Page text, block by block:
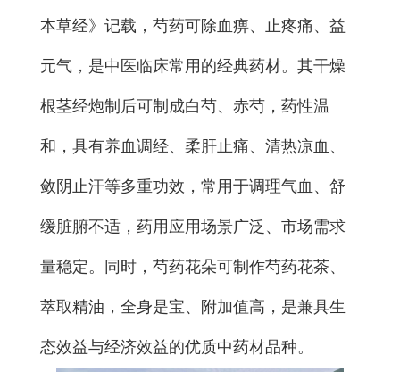
本草经》记载，芍药可除血痹、止疼痛、益
元气，是中医临床常用的经典药材。其干燥
根茎经炮制后可制成白芍、赤芍，药性温
和，具有养血调经、柔肝止痛、清热凉血、
敛阴止汗等多重功效，常用于调理气血、舒
缓脏腑不适，药用应用场景广泛、市场需求
量稳定。同时，芍药花朵可制作芍药花茶、
萃取精油，全身是宝、附加值高，是兼具生
态效益与经济效益的优质中药材品种。